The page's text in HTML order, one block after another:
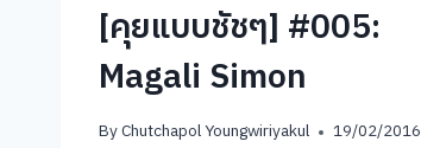
[คุยแบบชัชๆ] #005:
Magali Simon
ByChutchapol Youngwiriyakul 19/02/2016